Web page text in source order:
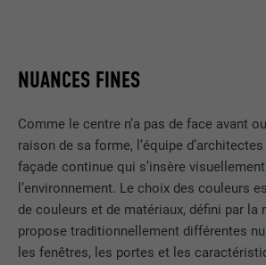
NUANCES FINES
Comme le centre n’a pas de face avant
raison de sa forme, l’équipe
façade continue qui s’insère
l’environnement. Le choix des couleurs
de couleurs et de matériaux, défini par la
propose traditionnellement différentes
les fenêtres, les portes et les